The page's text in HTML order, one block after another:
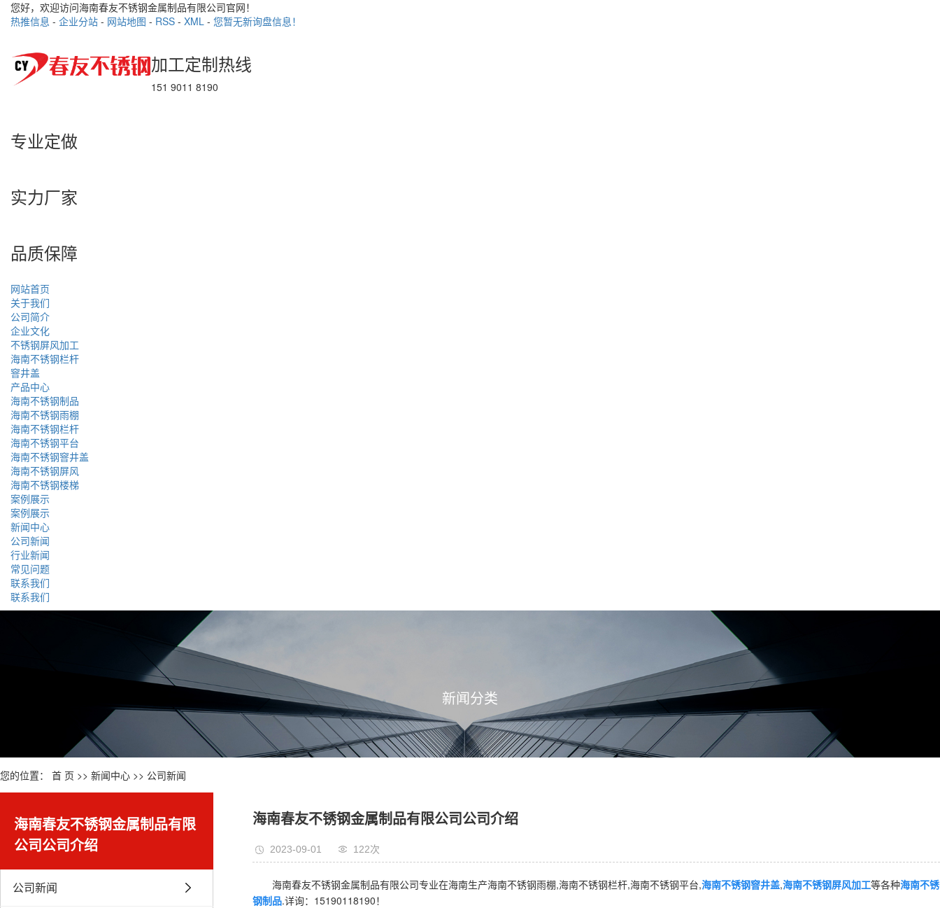
您好，欢迎访问海南春友不锈钢金属制品有限公司官网！
热推信息 - 企业分站 - 网站地图 - RSS - XML - 您暂无新询盘信息！
加工定制热线
151 9011 8190
专业定做
实力厂家
品质保障
网站首页
关于我们
公司简介
企业文化
不锈钢屏风加工
海南不锈钢栏杆
窨井盖
产品中心
海南不锈钢制品
海南不锈钢雨棚
海南不锈钢栏杆
海南不锈钢平台
海南不锈钢窨井盖
海南不锈钢屏风
海南不锈钢楼梯
案例展示
案例展示
新闻中心
公司新闻
行业新闻
常见问题
联系我们
联系我们
新闻分类
您的位置： 首 页 >> 新闻中心 >> 公司新闻
海南春友不锈钢金属制品有限
公司公司介绍
公司新闻
海南春友不锈钢金属制品有限公司公司介绍
2023-09-01 122次
海南春友不锈钢金属制品有限公司专业在海南生产海南不锈钢雨棚,海南不锈钢栏杆,海南不锈钢平台,海南不锈钢窨井盖,海南不锈钢屏风加工等各种海南不锈
钢制品.详询：15190118190！